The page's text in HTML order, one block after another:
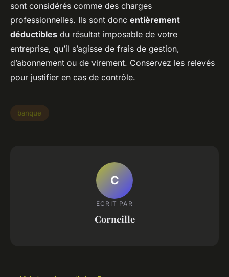
sont considérés comme des charges
professionnelles. Ils sont donc entièrement
déductibles du résultat imposable de votre
entreprise, qu’il s’agisse de frais de gestion,
d’abonnement ou de virement. Conservez les relevés
pour justifier en cas de contrôle.
banque
C
ECRIT PAR
Corneille